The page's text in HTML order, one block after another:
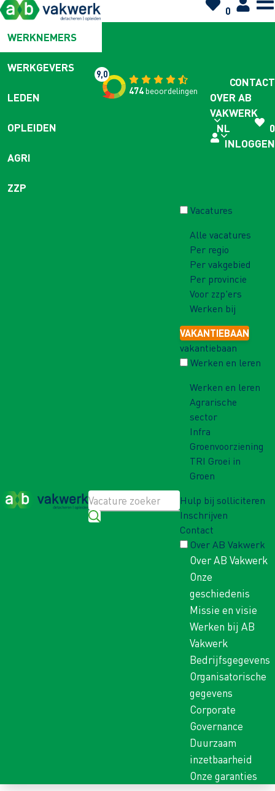
0
WERKNEMERS
WERKGEVERS
LEDEN
OPLEIDEN
AGRI
ZZP
9,0
474beoordelingen
CONTACT
OVER AB
VAKWERK
NL
0
INLOGGEN
Vacatures
Alle vacatures
Per regio
Per vakgebied
Per provincie
Voor zzp'ers
Werken bij
VAKANTIEBAAN
vakantiebaan
Werken en leren
Werken en leren
Agrarische
sector
Infra
Groenvoorziening
TRI Groei in
Groen
Hulp bij solliciteren
Inschrijven
Contact
Over AB Vakwerk
Over AB Vakwerk
Onze
geschiedenis
Missie en visie
Werken bij AB
Vakwerk
Bedrijfsgegevens
Organisatorische
gegevens
Corporate
Governance
Duurzaam
inzetbaarheid
Onze garanties